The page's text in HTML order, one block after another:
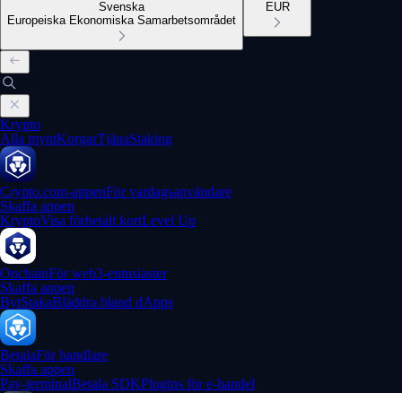
Svenska
Europeiska Ekonomiska Samarbetsområdet
EUR
Krypto
Alla myntKorgarTjänaStaking
Crypto.com-appenFör vardagsanvändare
Skaffa appen
KryptoVisa förbetalt kortLevel Up
OnchainFör web3-entusiaster
Skaffa appen
BytStakaBläddra bland dApps
BetalaFör handlare
Skaffa appen
Pay-terminalBetala SDKPlugins för e-handel